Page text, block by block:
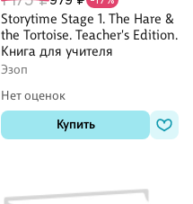
Storytime Stage 1. The Hare &
the Tortoise. Teacher's Edition.
Книга для учителя
Эзоп
Нет оценок
Купить